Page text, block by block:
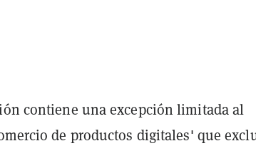
contiene una excepción limitada al
de productos digitales' que